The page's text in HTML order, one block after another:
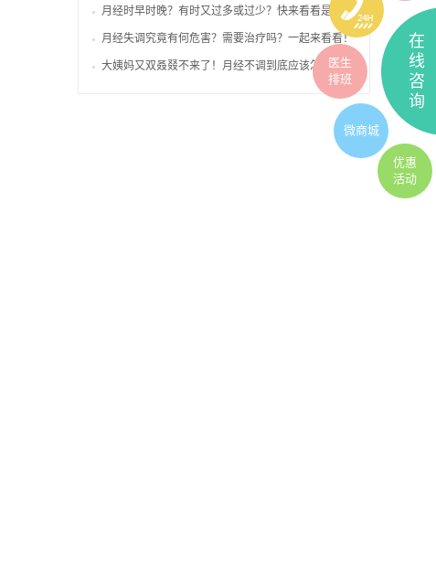
月经时早时晚？有时又过多或过少？快来看看是怎么回事！
月经失调究竟有何危害？需要治疗吗？一起来看看！
大姨妈又双叒叕不来了！月经不调到底应该怎么办？
在
线
咨
询
医生
排班
微商城
优惠
活动